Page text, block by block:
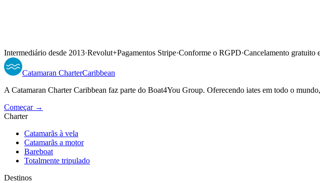
Intermediário desde 2013·Revolut+Pagamentos Stripe·Conforme o RGPD·Cancelamento gratuito
Catamaran CharterCaribbean
A Catamaran Charter Caribbean faz parte do Boat4You Group. Oferecendo iates em todo o
Começar →
Charter
Catamarãs à vela
Catamarãs a motor
Bareboat
Totalmente tripulado
Destinos